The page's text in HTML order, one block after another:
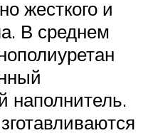
жесткого и
В среднем
наполнитель.